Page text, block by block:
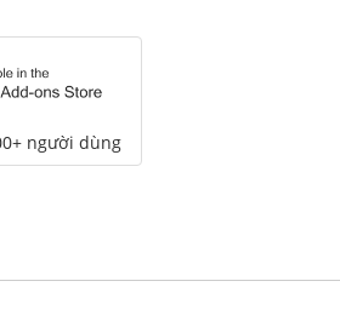
người dùng